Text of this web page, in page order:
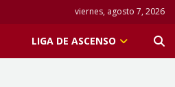
viernes, agosto 7, 2026
LIGA DE ASCENSO